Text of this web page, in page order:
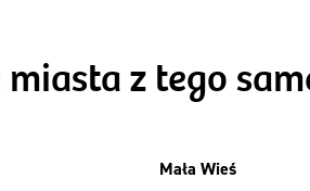
miasta z tego
Mała Wieś